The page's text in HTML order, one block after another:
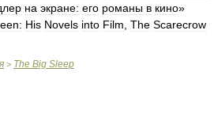
на экране: его романы в кино»
His Novels into Film The Scarecrow
> The Big Sleep